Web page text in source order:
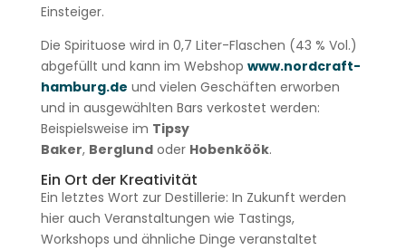
Einsteiger.
Die Spirituose wird in 0,7 Liter-Flaschen (43 % Vol.)
abgefüllt und kann im Webshop www.nordcraft-
hamburg.de und vielen Geschäften erworben
und in ausgewählten Bars verkostet werden:
Beispielsweise im Tipsy
Baker, Berglundoder Hobenköök.
Ein Ort der Kreativität
Ein letztes Wort zur Destillerie: In Zukunft werden
hier auch Veranstaltungen wie Tastings,
Workshops und ähnliche Dinge veranstaltet